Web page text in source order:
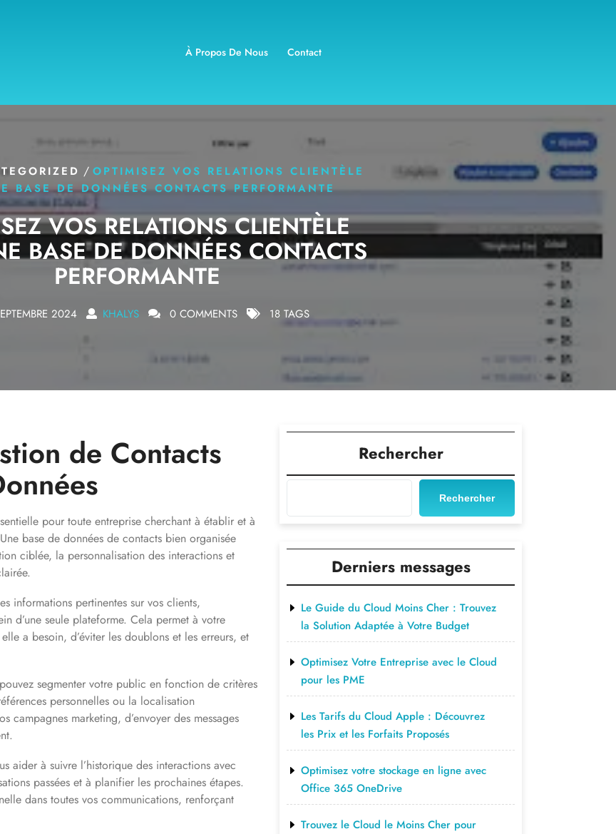
À Propos De Nous Contact
/ OPTIMISEZ VOS RELATIONS CLIENTÈLE
BASE DE DONNÉES CONTACTS PERFORMANTE
VOS RELATIONS CLIENTÈLE
BASE DE DONNÉES CONTACTS
PERFORMANTE
2024 KHALYS 0 COMMENTS 18 TAGS
de Contacts
pour toute entreprise cherchant à établir et à
base de données de contacts bien organisée
ciblée, la personnalisation des interactions et
informations pertinentes sur vos clients,
d’une seule plateforme. Cela permet à votre
a besoin, d’éviter les doublons et les erreurs, et
segmenter votre public en fonction de critères
personnelles ou la localisation
campagnes marketing, d’envoyer des messages
aider à suivre l’historique des interactions avec
passées et à planifier les prochaines étapes.
dans toutes vos communications, renforçant
Rechercher
Rechercher
Derniers messages
Le Guide du Cloud Moins Cher : Trouvez
la Solution Adaptée à Votre Budget
Optimisez Votre Entreprise avec le Cloud
pour les PME
Les Tarifs du Cloud Apple : Découvrez
les Prix et les Forfaits Proposés
Optimisez votre stockage en ligne avec
Office 365 OneDrive
Trouvez le Cloud le Moins Cher pour